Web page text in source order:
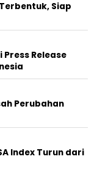
Siap
Press Release
Perubahan
Index Turun dari